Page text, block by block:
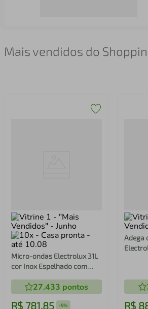
Mais vendidos do
Micro-ondas Electrolux 31L
cor Inox Espelhado com
Tira Odor (MI41S)
27.433 pontos
R$ 781,85 -5%
Adega
R$